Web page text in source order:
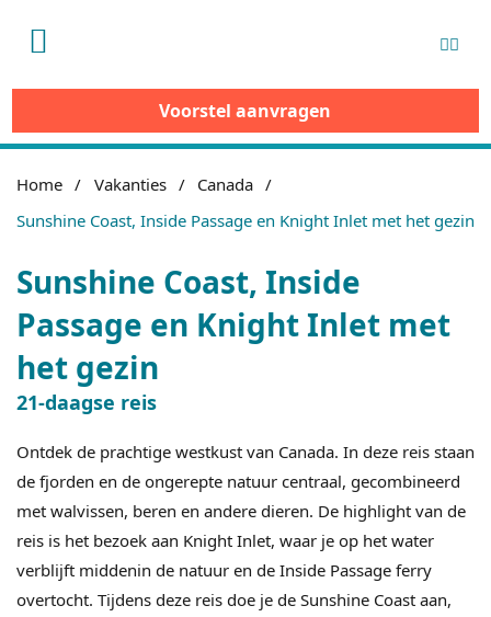
Voorstel aanvragen
Home Vakanties
Canada
Sunshine Coast, Inside Passage en Knight Inlet met het gezin
Sunshine Coast, Inside
Passage en Knight Inlet met
het gezin
21-daagse reis
Ontdek de prachtige westkust van Canada. In deze reis staan
de fjorden en de ongerepte natuur centraal, gecombineerd
met walvissen, beren en andere dieren. De highlight van de
reis is het bezoek aan Knight Inlet, waar je op het water
verblijft middenin de natuur en de Inside Passage ferry
overtocht. Tijdens deze reis doe je de Sunshine Coast aan,